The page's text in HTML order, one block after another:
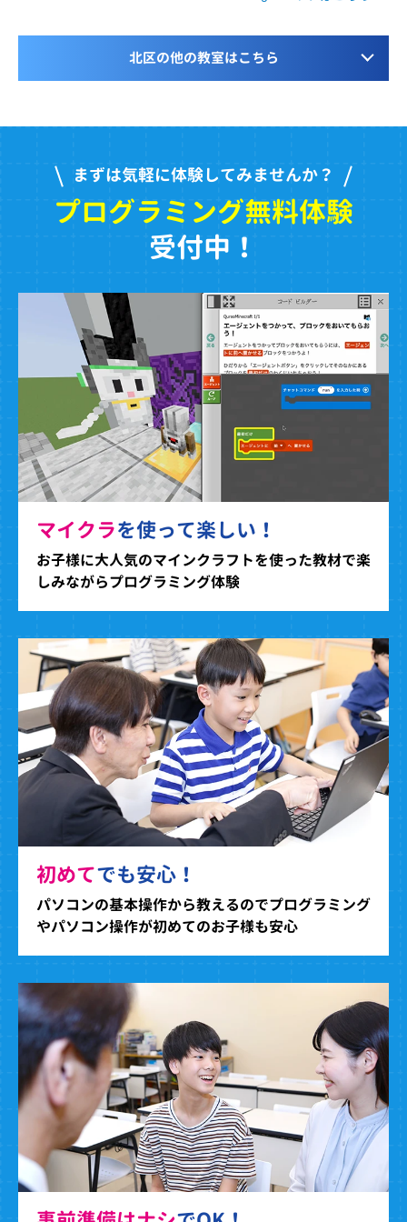
北区の他の教室はこちら
まずは気軽に体験してみませんか？
プログラミング無料体験
受付中！
マイクラを使って楽しい！
お子様に大人気のマインクラフトを使った教材で楽
しみながらプログラミング体験
初めてでも安心！
パソコンの基本操作から教えるのでプログラミング
やパソコン操作が初めてのお子様も安心